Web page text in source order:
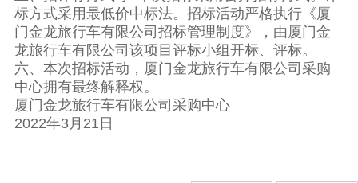
标方式采用最低价中标法。招标活动严格执行《厦
门金龙旅行车有限公司招标管理制度》，由厦门金
龙旅行车有限公司该项目评标小组开标、评标。
六、本次招标活动，厦门金龙旅行车有限公司采购
中心拥有最终解释权。
厦门金龙旅行车有限公司采购中心
2022年3月21日